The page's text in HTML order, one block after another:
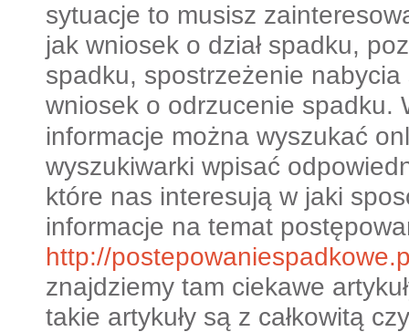
sytuacje to musisz
jak wniosek o dział spadku,
spadku, spostrzeżenie
wniosek o odrzucenie spadku.
informacje można wyszukać
wyszukiwarki wpisać
które nas interesują w jaki
informacje na temat
http://
znajdziemy tam ciekawe
takie artykuły są z całkowitą